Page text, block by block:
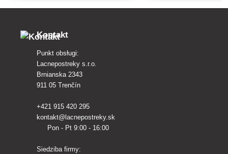
Kontakt
Punkt obsługi:
Lacnepostreky s.r.o.
Brnianska 2343
911 05 Trenčín
+421 915 420 295
kontakt@lacnepostreky.sk
Pon - Pt 9:00 - 16:00
Siedziba firmy: